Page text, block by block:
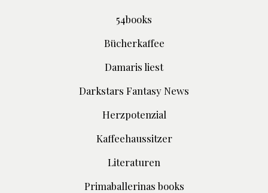
54books
Bücherkaffee
Damaris liest
Darkstars Fantasy News
Herzpotenzial
Kaffeehaussitzer
Literaturen
Primaballerinas books